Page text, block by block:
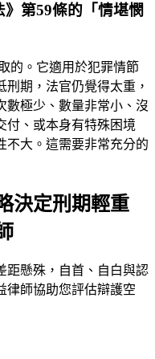
第59條的「情堪憫
的。它適用於犯罪情節
期，法官仍覺得太重，
數極少、數量非常小、沒
付、或本身有特殊困境
不大。這需要非常充分的
決定刑期輕重
距懸殊，自首、自白與認
律師協助您評估辯護空